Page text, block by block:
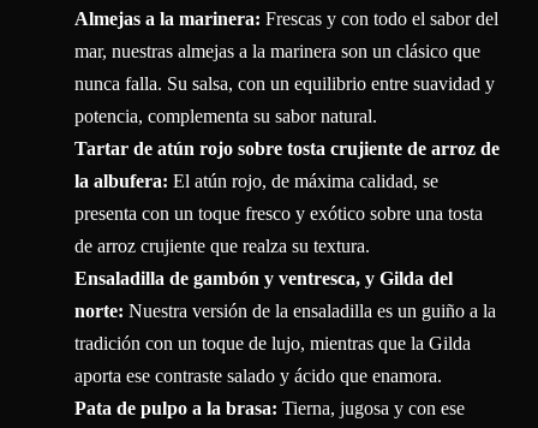
Almejas a la marinera: Frescas y con todo el sabor del
mar, nuestras almejas a la marinera son un clásico que
nunca falla. Su salsa, con un equilibrio entre suavidad y
potencia, complementa su sabor natural.
Tartar de atún rojo sobre tosta crujiente de arroz de
la albufera: El atún rojo, de máxima calidad, se
presenta con un toque fresco y exótico sobre una tosta
de arroz crujiente que realza su textura.
Ensaladilla de gambón y ventresca, y Gilda del
norte: Nuestra versión de la ensaladilla es un guiño a la
tradición con un toque de lujo, mientras que la Gilda
aporta ese contraste salado y ácido que enamora.
Pata de pulpo a la brasa: Tierna, jugosa y con ese